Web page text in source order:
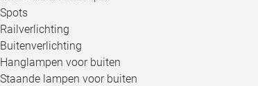
Spots
Railverlichting
Buitenverlichting
Hanglampen voor buiten
Staande lampen voor buiten